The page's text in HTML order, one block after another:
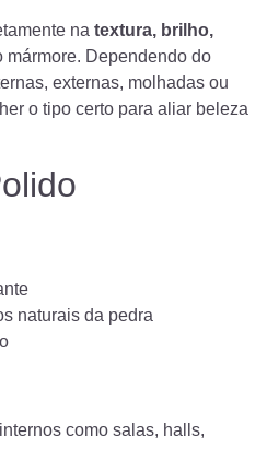
na textura, brilho,
mármore. Dependendo do
externas, molhadas ou
o tipo certo para aliar beleza
naturais da pedra
como salas, halls,